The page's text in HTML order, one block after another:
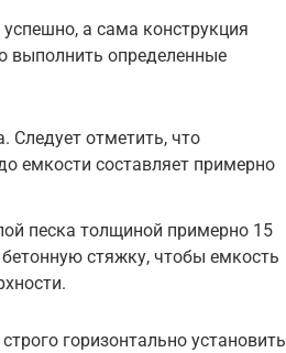
а сама конструкция
выполнить определенные
Следует отметить, что
емкости составляет примерно
песка толщиной примерно 15
стяжку, чтобы емкость
горизонтально установить